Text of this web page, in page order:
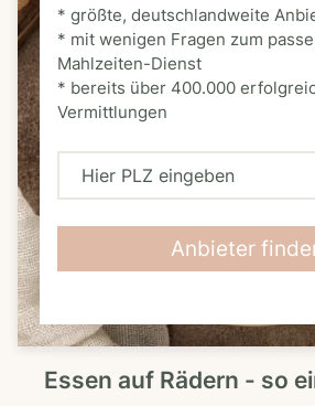
* größte, deutschlandweite
* mit wenigen Fragen zum
Mahlzeiten-Dienst
* bereits über 400.000
Vermittlungen
H
L
Z
Anbieter
Essen auf Rädern - so